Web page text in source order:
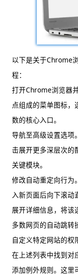
以下是关于Chrome
程：
打开Chrome浏览器
点组成的菜单图标，
数的核心入口。
导航至高级设置选项
击展开更多深层次的
关键模块。
修改自动重定向行为
入新页面后向下滚动
展开详细信息，将该
多数网页的自动跳转
自定义特定网站的权
在上述列表中找到对
添加例外规则。这里